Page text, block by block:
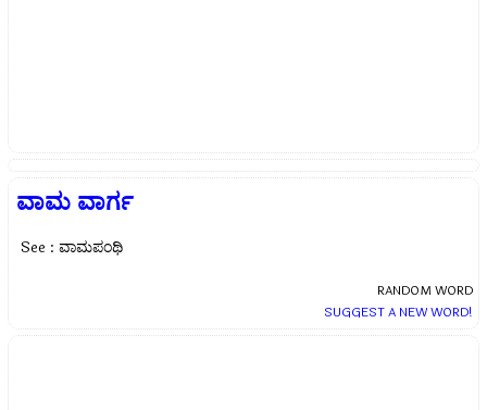
ವಾಮ ವಾರ್ಗ
See : ವಾಮಪಂಥಿ
RANDOM WORD
SUGGEST A NEW WORD!